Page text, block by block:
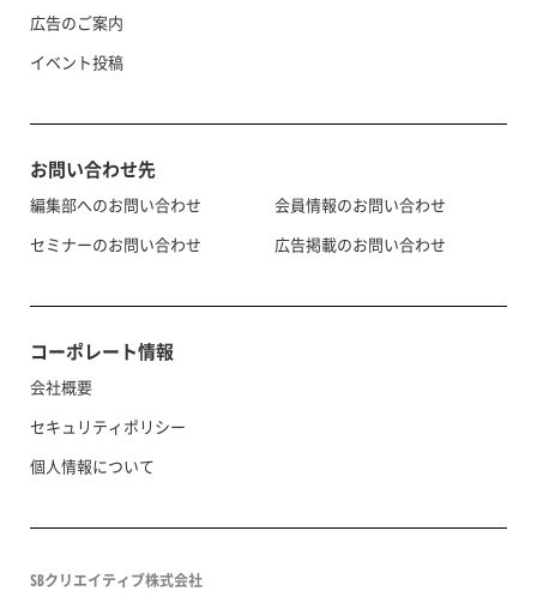
広告のご案内
イベント投稿
お問い合わせ先
編集部へのお問い合わせ
セミナーのお問い合わせ
会員情報のお問い合わせ
広告掲載のお問い合わせ
コーポレート情報
会社概要
セキュリティポリシー
個人情報について
SBクリエイティブ株式会社